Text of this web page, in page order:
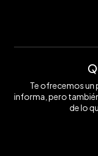
Te ofrecemos
informa, pero
de lo